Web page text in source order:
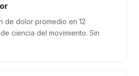
de dolor promedio en 12
ciencia del movimiento. Sin